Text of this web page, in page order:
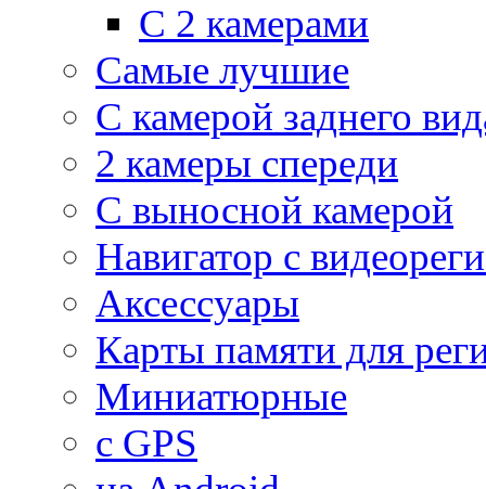
С 2 камерами
Самые лучшие
С камерой заднего
2 камеры спереди
С выносной камерой
Навигатор с
Аксессуары
Карты памяти для
Миниатюрные
с GPS